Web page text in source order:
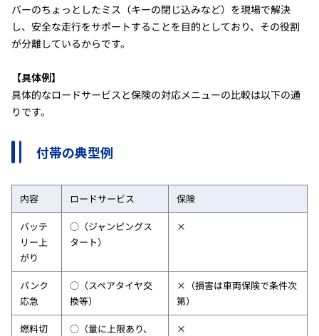
バーのちょっとしたミス（キーの閉じ込みなど）を現場で解決
し、安全な走行をサポートすることを目的としており、その役割
が分離しているからです。
【具体例】
具体的なロードサービスと保険の対応メニューの比較は以下の通
りです。
付帯の典型例
内容 ロードサービス 保険
バッテ
リー上
がり
○（ジャンピングス
タート）
×
パンク
応急
○（スペアタイヤ交
換等）
×（損害は車両保険で条件次
第）
燃料切
○（量に上限あり、
×